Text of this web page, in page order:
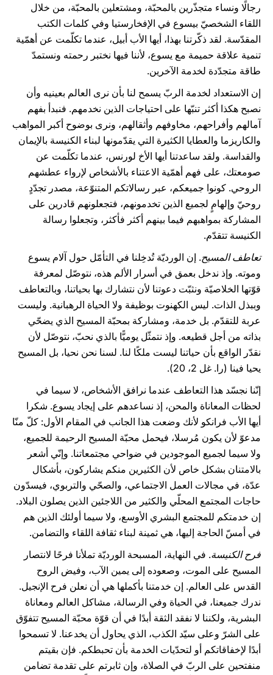
رجالًا ونساء متجذّرين بالمحبّة، ومشتعلين بالمحبّة، من خلال
اللقاء الشخصيّ بيسوع في الإفخارستيا وفي كلمات الكتب
المقدّسة. لقد ذكّرتنا بهذا، أيها الأب أبيل، عندما تكلّمت عن أهمّية
تنمية علاقة حميمة مع يسوع، لأننا فيها نختبر رحمته ونستمدّ
طاقة متجدّدة لخدمة الآخرين.
إن الاستعداد لخدمة الربّ يسمح لنا بأن نرى العالم بعينيه وأن
نصبح هكذا أكثر تنبّها على احتياجات الذين نخدمهم. فنبدأ بفهم
آمالهم وأفراحهم، مخاوفهم وأثقالهم، ونرى بوضوح أكبر المواهب
والكاريزما والعطايا الكثيرة التي يقدّمونها لبناء الكنيسة بالإيمان
والقداسة. ولقد ساعدتنا أيها الأخ لورنس، عندما تكلّمت عن
صومعتك، على فهم أهمّية الاعتناء بالأشخاص لإرواء عطشهم
الروحي. كونوا جميعكم، عبر رسالاتكم المتنوّعة، مصدر تجدّدٍ
روحيّ وإلهامٍ لجميع الذين تخدمونهم، فتجعلونهم قادرين على
المشاركة بمواهبهم فيما بينهم أكثر فأكثر، وتجعلوا رسالة
الكنيسة تتقدّم.
تعاطف المسيح. إن الورديّة تُدخِلنا في التأمّل حول آلام يسوع
وموته. وإذ ندخل بعمق في أسرار الألم هذه، نتوصّل لمعرفة
قوّتها الخلاصيّة ونثبّت دعوتنا لأن نتشارك بها بحياتنا، وبالتعاطف
وببذل الذات. ليس الكهنوت بوظيفة ولا الحياة الرهبانية. وليست
عربة للتقدّم. بل خدمة، ومشاركة بمحبّة المسيح الذي يضحّي
بذاته من أجل قطيعه. وإذ نتمثّل يوميًّا بالذي نحبّ، نتوصّل لأن
نقدّر الواقع بأن حياتنا ليست ملكًا لنا. لسنا نحن نحيا، بل المسيح
يحيا فينا (را. غل 2، 20).
إنّنا نجسّد هذا التعاطف عندما نرافق الأشخاص، لا سيما في
لحظات المعاناة والمحن، إذ نساعدهم على إيجاد يسوع. شكرا
أيها الأب فرانكو لأنك وضعت هذا الجانب في المقام الأول: كلّ منّا
مدعوّ لأن يكون مُرسلا، فيحمل محبّة المسيح الرحيمة للجميع،
ولا سيما لجميع الموجودين في ضواحي مجتمعاتنا. وإنّي أشعر
بالامتنان بشكل خاص لأن الكثيرين منكم يشاركون، بأشكال
عدّة، في مجالات العمل الاجتماعي، والصحّي والتربوي، فيسدّون
حاجات المجتمع المحلّي والكثير من اللاجئين الذين يصلون البلاد.
إن خدمتكم للمجتمع البشري الأوسع، ولا سيما أولئك الذين هم
في أمسّ الحاجة إليها، هي ثمينة لبناء ثقافة اللقاء والتضامن.
فرح الكنيسة. في النهاية، المسبحة الورديّة تملأنا فرحًا لانتصار
المسيح على الموت، وصعوده إلى يمين الآب، وفيض الروح
القدس على العالم. إن خدمتنا بأكملها هي أن نعلن فرح الإنجيل.
ندرك جميعنا، في الحياة وفي الرسالة، مشاكل العالم ومعاناة
البشرية، ولكننا لا نفقد الثقة أبدًا في أن قوّة محبّة المسيح تتفوّق
على الشرّ وعلى سيّد الكذب، الذي يحاول أن يخدعنا. لا تسمحوا
أبدًا لإخفاقاتكم أو لتحدّيات الخدمة بأن تحبطكم. فإن بقيتم
منفتحين على الربّ في الصلاة، وإن ثابرتم على تقدمة تضامن